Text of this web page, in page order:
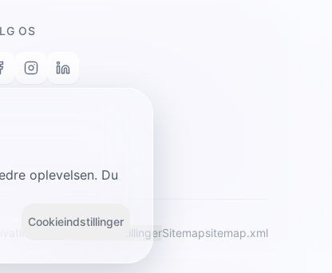
OS
CookieindstillingerSitemapsitemap.xml
oplevelsen. Du
Cookieindstillinger